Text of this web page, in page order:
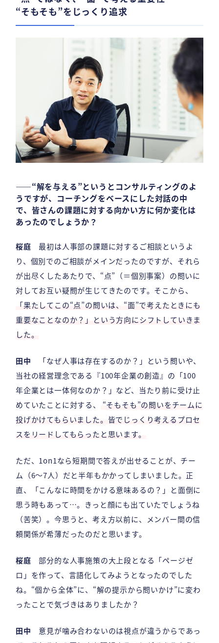
“そもそも”をじっくり追求
――“解を与える”というとコンサルティングのよ
うですが、コーチングをベースにした対話の中
で、皆さんの課題に対する向かい方に何か変化は
あったのでしょうか？
桜庭 最初は人事部の課題に対するご相談というよ
り、個別でのご相談がメインだったのですが、それら
が出尽くしたあたりで、“点”（＝個別事案）の問いに
対してお互い疑問が生じてきたのです。そこから、
「果たしてこの“点”の問いは、“面”で考えたときにも
重要なことなのか？」という方向にシフトしていきま
した。
田中 「なぜ人事は存在するのか？」という問いや、
当社の経営理念である『100年企業の創造』の「100
年企業とは一体何なのか？」など、当たり前に受け止
めていたことに対する、
“そもそも”の問いをチームに
投げかけてもらいました。皆でじっくり考えるプロセ
スをリードしてもらったと思います。
ただ、1on1なら短期間で答えが出せることが、チー
ム（6〜7人）だと半年もかかってしまいました。正
直、「こんなに時間をかける意味あるの？」と面倒に
思う時もあって…。きっと顔にも出ていたでしょうね
（苦笑）。今思うと、考え方以前に、メンバー間の信
頼関係が希薄だったのだと思います。
桜庭 部分的な人事施策の大上段となる「ページゼ
ロ」を作って、言語化してみようとなったのでした
ね。“個から全体”に、“解の提示から問いかけ”に変わ
ったことで気づきはありましたか？
田中 意見が噛み合わないのは視点が違うからであっ